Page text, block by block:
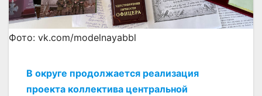
Фото: vk.com/modelnayabbl
В округе продолжается реализация
проекта коллектива центральной